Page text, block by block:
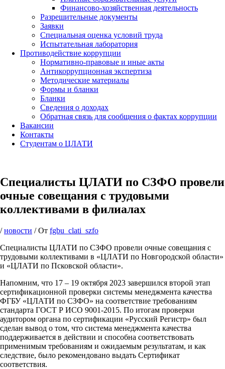
Финансово-хозяйственная деятельность
Разрешительные документы
Заявки
Специальная оценка условий труда
Испытательная лаборатория
Противодействие коррупции
Нормативно-правовые и иные акты
Антикоррупционная экспертиза
Методические материалы
Формы и бланки
Бланки
Сведения о доходах
Обратная связь для сообщения о фактах коррупции
Вакансии
Контакты
Студентам о ЦЛАТИ
Специалисты ЦЛАТИ по СЗФО провели
очные совещания с трудовыми
коллективами в филиалах
/новости / От fgbu_clati_szfo
Специалисты ЦЛАТИ по СЗФО провели очные совещания с
трудовыми коллективами в «ЦЛАТИ по Новгородской области»
и «ЦЛАТИ по Псковской области».
Напомним, что 17 – 19 октября 2023 завершился второй этап
сертификационной проверки системы менеджмента качества
ФГБУ «ЦЛАТИ по СЗФО» на соответствие требованиям
стандарта ГОСТ Р ИСО 9001-2015. По итогам проверки
аудитором органа по сертификации «Русский Регистр» был
сделан вывод о том, что система менеджмента качества
поддерживается в действии и способна соответствовать
применимым требованиям и ожидаемым результатам, и как
следствие, было рекомендовано выдать Сертификат
соответствия.